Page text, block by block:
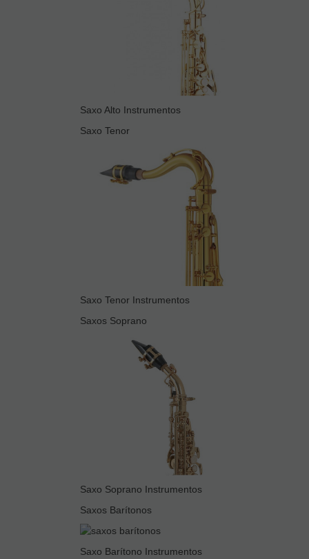
Saxo Alto Instrumentos
Saxo Tenor
Saxo Tenor Instrumentos
Saxos Soprano
Saxo Soprano Instrumentos
Saxos Barítonos
Saxo Barítono Instrumentos